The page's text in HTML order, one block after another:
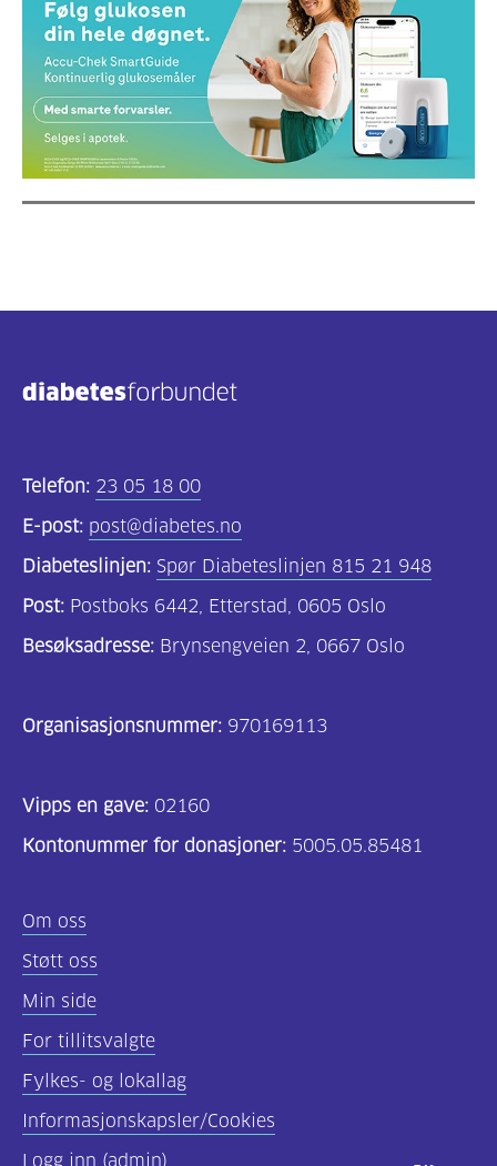
Telefon: 23 05 18 00
E-post: post@diabetes.no
Diabeteslinjen: Spør Diabeteslinjen 815 21 948
Post: Postboks 6442, Etterstad, 0605 Oslo
Besøksadresse: Brynsengveien 2, 0667 Oslo
Organisasjonsnummer: 970169113
Vipps en gave: 02160
Kontonummer for donasjoner: 5005.05.85481
Om oss
Støtt oss
Min side
For tillitsvalgte
Fylkes- og lokallag
Informasjonskapsler/Cookies
Logg inn (admin)